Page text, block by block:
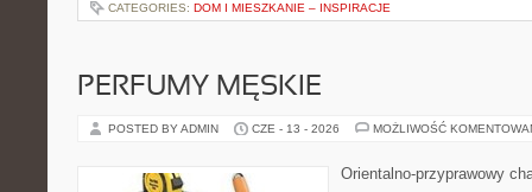
CATEGORIES: DOM I MIESZKANIE – INSPIRACJE
PERFUMY MĘSKIE
POSTED BY ADMIN CZE - 13 - 2026 MOŻLIWOŚĆ
Orientalno-przyprawowy